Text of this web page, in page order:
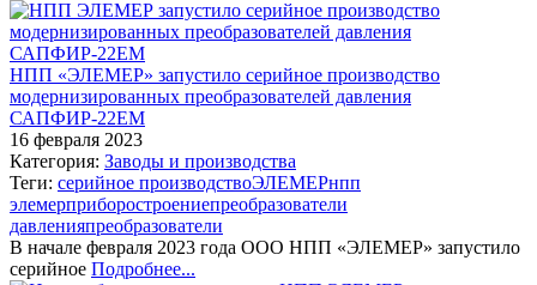
НПП «ЭЛЕМЕР» запустило серийное производство
модернизированных преобразователей давления
САПФИР-22ЕМ
16 февраля 2023
Категория: Заводы и производства
Теги: серийное производствоЭЛЕМЕРнпп
элемерприборостроениепреобразователи
давленияпреобразователи
В начале февраля 2023 года ООО НПП «ЭЛЕМЕР» запустило
серийное Подробнее...